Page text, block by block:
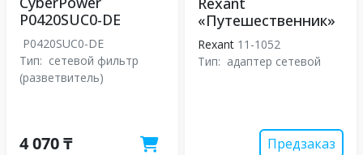
P0420SUC0-DE
P0420SUC0-DE
Тип: сетевой фильтр
(разветвитель)
4 070 ₸
«Путешественник»
Rexant 11-1052
Тип: адаптер сетевой
Предзаказ